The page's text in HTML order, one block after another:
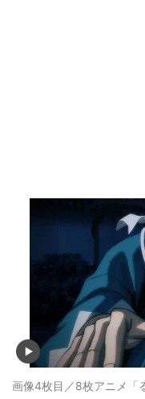
画像4枚目／8枚アニメ「